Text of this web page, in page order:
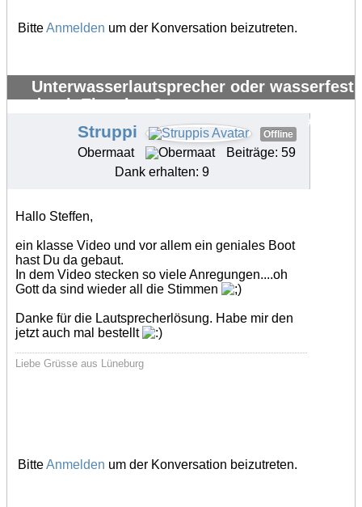
BitteAnmelden um der Konversation beizutreten.
Unterwasserlautsprecher oder wasserfest
durch Eigenbau?
#34169
Struppi Offline
Obermaat
Beiträge: 59
Dank erhalten: 9
Hallo Steffen,
ein klasse Video und vor allem ein geniales Boot
hast Du da gebaut.
In dem Video stecken so viele Anregungen....oh
Gott da sind wieder all die Stimmen
Danke für die Lautsprecherlösung. Habe mir den
jetzt auch mal bestellt
Liebe Grüsse aus Lüneburg
BitteAnmelden um der Konversation beizutreten.